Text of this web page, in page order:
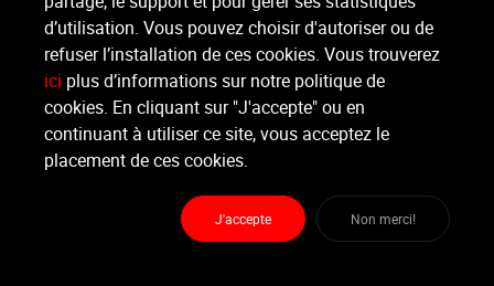
Organisateur
REVOLUTION FITNESS
Moniteur
Non renseigné
Revolution Fitness
Chaussée Romaine 244 - 4300 Waremme
d’utilisation. Vous pouvez choisir d'autoriser ou de
refuser l’installation de ces cookies. Vous trouverez
ici plus d’informations sur notre politique de
cookies. En cliquant sur "J'accepte" ou en
continuant à utiliser ce site, vous acceptez le
placement de ces cookies.
J'accepte Non merci!